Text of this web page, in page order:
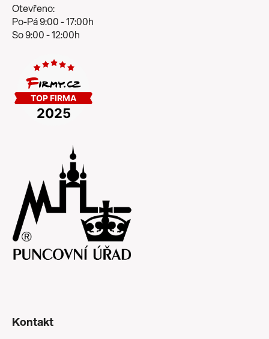
Otevřeno:
Po-Pá 9:00 - 17:00h
So 9:00 - 12:00h
Kontakt